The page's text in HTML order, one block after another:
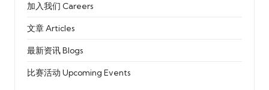
加入我们 Careers
文章 Articles
最新资讯 Blogs
比赛活动 Upcoming Events